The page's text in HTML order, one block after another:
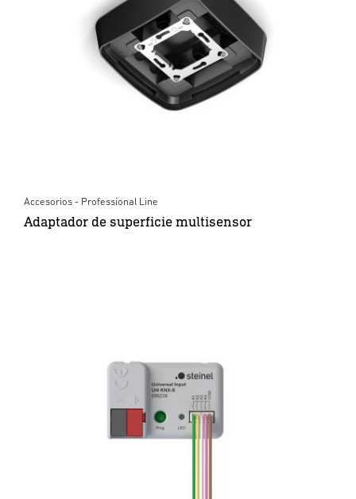
Accesorios - Professional Line
Adaptador de superficie multisensor